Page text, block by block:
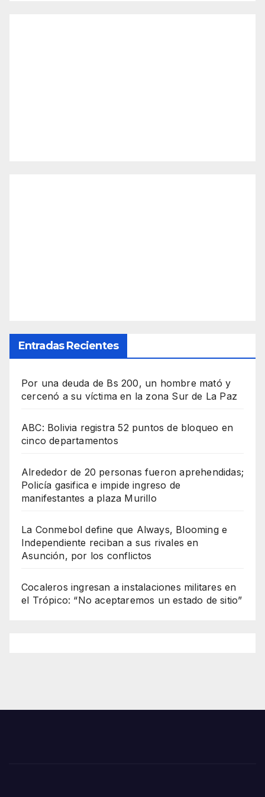
Entradas Recientes
Por una deuda de Bs 200, un hombre mató y
cercenó a su víctima en la zona Sur de La Paz
ABC: Bolivia registra 52 puntos de bloqueo en
cinco departamentos
Alrededor de 20 personas fueron aprehendidas;
Policía gasifica e impide ingreso de
manifestantes a plaza Murillo
La Conmebol define que Always, Blooming e
Independiente reciban a sus rivales en
Asunción, por los conflictos
Cocaleros ingresan a instalaciones militares en
el Trópico: “No aceptaremos un estado de sitio”